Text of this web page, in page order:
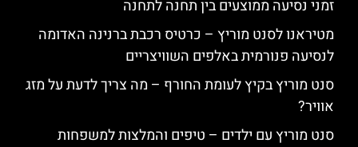
זמני נסיעה ממוצעים בין תחנה לתחנה
מטיראנו לסנט מוריץ – כרטיס רכבת ברנינה האדומה
לנסיעה פנורמית באלפים השוויצריים
סנט מוריץ בקיץ לעומת החורף – מה צריך לדעת על מזג
אוויר?
סנט מוריץ עם ילדים – טיפים והמלצות למשפחות